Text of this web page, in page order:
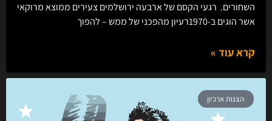
השחורים. רגעי הקסם של ארבעה ירושלמים צעירים ממוצא מרוקאי
אשר הוגים ב-1970רעיון מהפכני של ממש – להפוך
קרא עוד »
הצגות ארכיון